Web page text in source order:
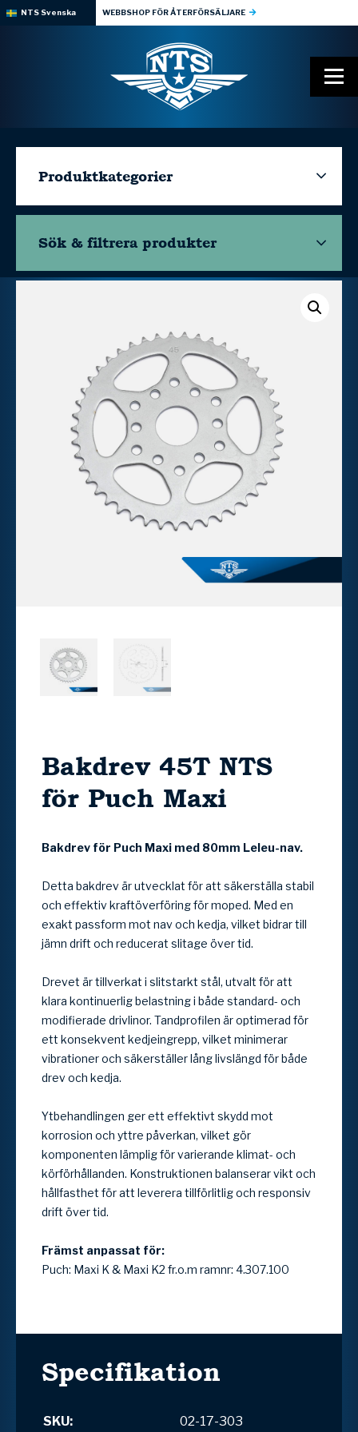
NTS Svenska WEBBSHOP FÖR ÅTERFÖRSÄLJARE
Produktkategorier
Sök & filtrera produkter
Bakdrev 45T NTS
för Puch Maxi
Bakdrev för Puch Maxi med 80mm Leleu-nav.
Detta bakdrev är utvecklat för att säkerställa stabil
och effektiv kraftöverföring för moped. Med en
exakt passform mot nav och kedja, vilket bidrar till
jämn drift och reducerat slitage över tid.
Drevet är tillverkat i slitstarkt stål, utvalt för att
klara kontinuerlig belastning i både standard- och
modifierade drivlinor. Tandprofilen är optimerad för
ett konsekvent kedjeingrepp, vilket minimerar
vibrationer och säkerställer lång livslängd för både
drev och kedja.
Ytbehandlingen ger ett effektivt skydd mot
korrosion och yttre påverkan, vilket gör
komponenten lämplig för varierande klimat- och
körförhållanden. Konstruktionen balanserar vikt och
hållfasthet för att leverera tillförlitlig och responsiv
drift över tid.
Främst anpassat för:
Puch: Maxi K & Maxi K2 fr.o.m ramnr: 4.307.100
Specifikation
SKU: 02-17-303